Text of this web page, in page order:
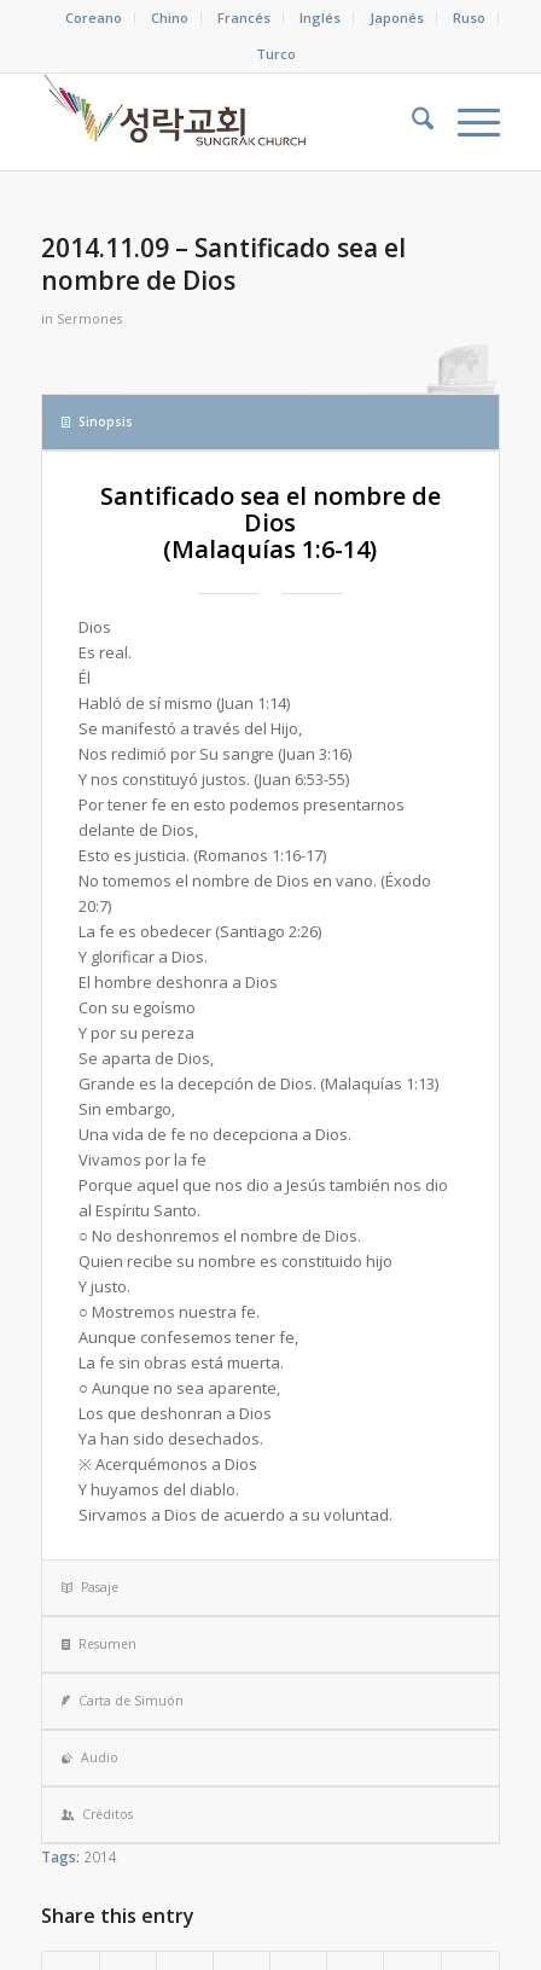
Coreano Chino Francés Inglés Japonés
Ruso
Turco
2014.11.09 – Santificado sea el
nombre de Dios
in Sermones
Sinopsis
Santificado sea el nombre de
Dios
(Malaquías 1:6-14)
Dios
Es real.
Él
Habló de sí mismo (Juan 1:14)
Se manifestó a través del Hijo,
Nos redimió por Su sangre (Juan 3:16)
Y nos constituyó justos. (Juan 6:53-55)
Por tener fe en esto podemos presentarnos
delante de Dios,
Esto es justicia. (Romanos 1:16-17)
No tomemos el nombre de Dios en vano. (Éxodo
20:7)
La fe es obedecer (Santiago 2:26)
Y glorificar a Dios.
El hombre deshonra a Dios
Con su egoísmo
Y por su pereza
Se aparta de Dios,
Grande es la decepción de Dios. (Malaquías 1:13)
Sin embargo,
Una vida de fe no decepciona a Dios.
Vivamos por la fe
Porque aquel que nos dio a Jesús también nos dio
al Espíritu Santo.
○ No deshonremos el nombre de Dios.
Quien recibe su nombre es constituido hijo
Y justo.
○ Mostremos nuestra fe.
Aunque confesemos tener fe,
La fe sin obras está muerta.
○ Aunque no sea aparente,
Los que deshonran a Dios
Ya han sido desechados.
※ Acerquémonos a Dios
Y huyamos del diablo.
Sirvamos a Dios de acuerdo a su voluntad.
Pasaje
Resumen
Carta de Simuón
Audio
Créditos
Tags: 2014
Share this entry